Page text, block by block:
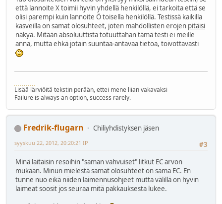
että lannoite X toimii hyvin yhdellä henkilöllä, ei tarkoita että se
olisi parempi kuin lannoite Ö toisella henkilöllä. Testissä kaikilla
kasveilla on samat olosuhteet, joten mahdollisten erojen pitäisi
näkyä. Mitään absoluuttista totuuttahan tämä testi ei meille
anna, mutta ehkä jotain suuntaa-antavaa tietoa, toivottavasti
Lisää lärviöitä tekstin perään, ettei mene liian vakavaksi
Failure is always an option, success rarely.
Fredrik-flugarn
Chiliyhdistyksen jäsen
#3
syyskuu 22, 2012, 20:20:21 IP
Minä laitaisin resoihin "saman vahvuiset" litkut EC arvon
mukaan. Minun mielestä samat olosuhteet on sama EC. En
tunne nuo eikä niiden laimennusohjeet mutta välillä on hyvin
laimeat soosit jos seuraa mitä pakkauksesta lukee.